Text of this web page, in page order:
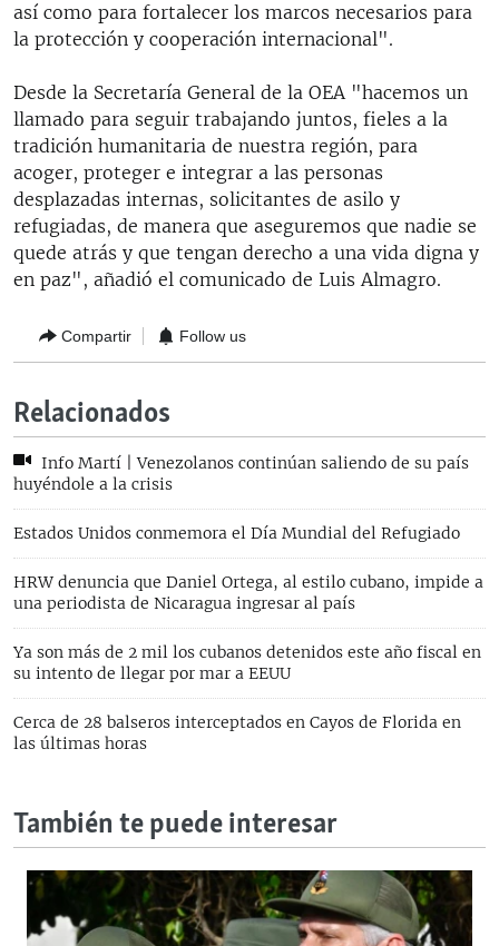
así como para fortalecer los marcos necesarios para
la protección y cooperación internacional".
Desde la Secretaría General de la OEA "hacemos un
llamado para seguir trabajando juntos, fieles a la
tradición humanitaria de nuestra región, para
acoger, proteger e integrar a las personas
desplazadas internas, solicitantes de asilo y
refugiadas, de manera que aseguremos que nadie se
quede atrás y que tengan derecho a una vida digna y
en paz", añadió el comunicado de Luis Almagro.
Compartir Follow us
Relacionados
Info Martí | Venezolanos continúan saliendo de su país
huyéndole a la crisis
Estados Unidos conmemora el Día Mundial del Refugiado
HRW denuncia que Daniel Ortega, al estilo cubano, impide a
una periodista de Nicaragua ingresar al país
Ya son más de 2 mil los cubanos detenidos este año fiscal en
su intento de llegar por mar a EEUU
Cerca de 28 balseros interceptados en Cayos de Florida en
las últimas horas
También te puede interesar